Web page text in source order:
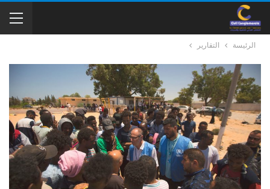
الرئيسة التقارير